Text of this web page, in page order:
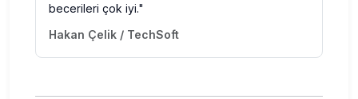
becerileri çok iyi."
Hakan Çelik / TechSoft